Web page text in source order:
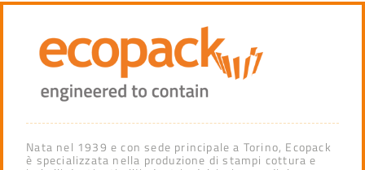
Nata nel 1939 e con sede principale a Torino, Ecopack
è specializzata nella produzione di stampi cottura e